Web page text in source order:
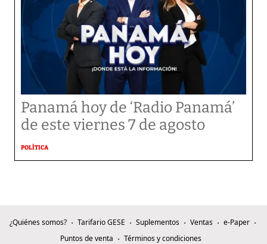
Panamá hoy de ‘Radio Panamá’
de este viernes 7 de agosto
POLÍTICA
¿Quiénes somos? Tarifario GESE Suplementos Ventas
e-Paper
Puntos de venta
Términos y condiciones